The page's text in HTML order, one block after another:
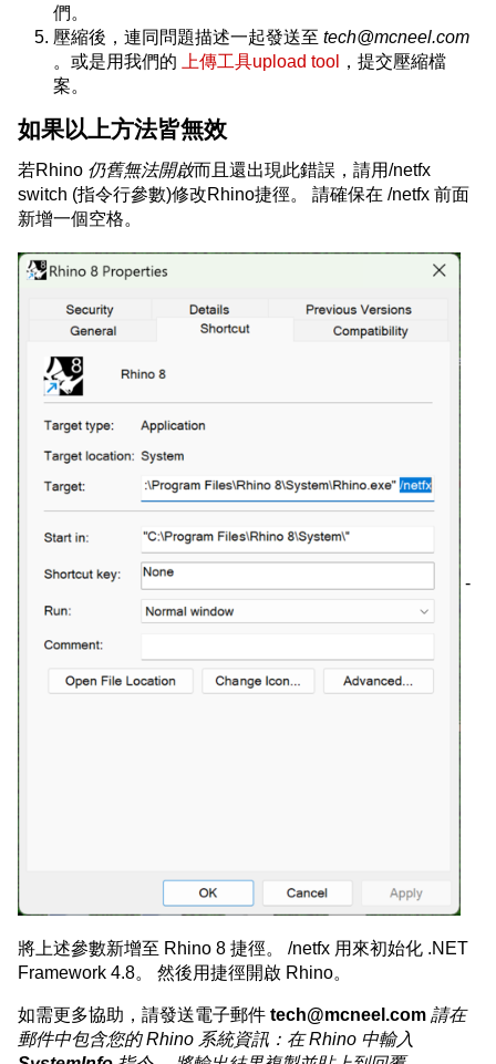
們。
壓縮後，連同問題描述一起發送至 tech@mcneel.com
。或是用我們的
上傳工具upload tool
，提交壓縮檔
案。
如果以上方法皆無效
若Rhino 仍舊無法開啟而且還出現此錯誤，請用/netfx
switch (指令行參數)修改Rhino捷徑。 請確保在 /netfx 前面
新增一個空格。
-
將上述參數新增至 Rhino 8 捷徑。 /netfx 用來初始化 .NET
Framework 4.8。 然後用捷徑開啟 Rhino。
如需更多協助，請發送電子郵件 tech@mcneel.com 請在
郵件中包含您的 Rhino 系統資訊：在 Rhino 中輸入